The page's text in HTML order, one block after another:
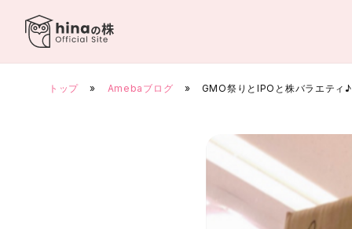
トップ » Amebaブログ » GMO祭りとIPOと株バラエティ♪